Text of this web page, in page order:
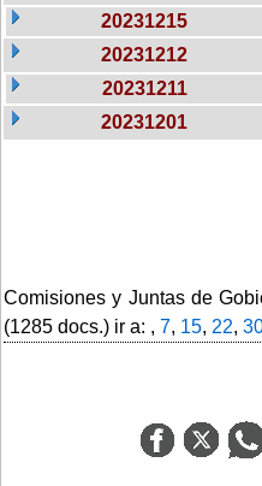
20231215
20231212
20231211
20231201
Comisiones y Juntas de
(1285 docs.) ir a: , 7, 15, 22,